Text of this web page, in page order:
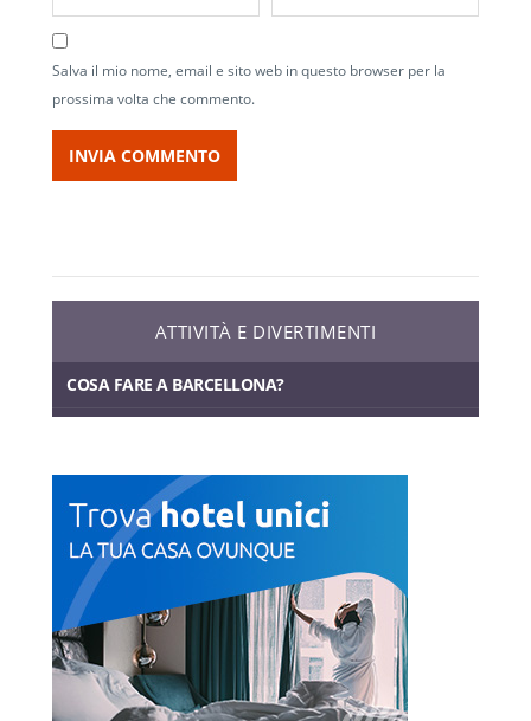
Salva il mio nome, email e sito web in questo browser per la
prossima volta che commento.
ATTIVITÀ E DIVERTIMENTI
COSA FARE A BARCELLONA?